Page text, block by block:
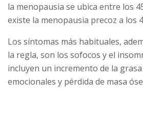
la menopausia se ubica entre los
existe la menopausia precoz a los
Los síntomas más habituales,
la regla, son los sofocos y el
incluyen un incremento de la
emocionales y pérdida de masa